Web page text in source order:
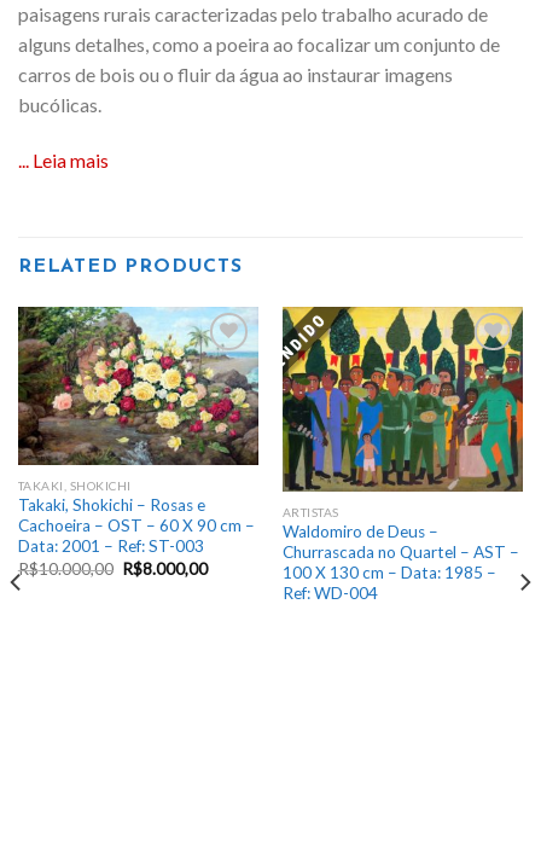
paisagens rurais caracterizadas pelo trabalho acurado de
alguns detalhes, como a poeira ao focalizar um conjunto de
carros de bois ou o fluir da água ao instaurar imagens
bucólicas.
... Leia mais
RELATED PRODUCTS
Add
to
wishlist
TAKAKI, SHOKICHI
Takaki, Shokichi – Rosas e
Cachoeira – OST – 60 X 90 cm –
Data: 2001 – Ref: ST-003
R$10.000,00 R$8.000,00
VENDIDO
Add
to
wishlist
ARTISTAS
Waldomiro de Deus –
Churrascada no Quartel – AST –
100 X 130 cm – Data: 1985 –
Ref: WD-004